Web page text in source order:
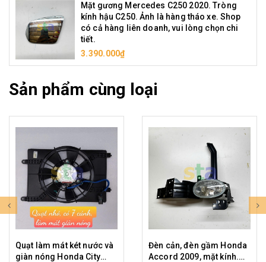
Mặt gương Mercedes C250 2020. Tròng
kính hậu C250. Ảnh là hàng tháo xe. Shop
có cả hàng liên doanh, vui lòng chọn chi
tiết.
3.390.000₫
Sản phẩm cùng loại
Quạt làm mát két nước và
giàn nóng Honda City
Đèn cản, đèn gầm Honda
Accord 2009, mặt kính.